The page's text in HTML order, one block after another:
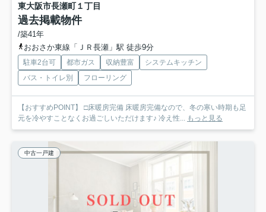
東大阪市長瀬町１丁目
過去掲載物件
/築41年
おおさか東線「ＪＲ長瀬」駅 徒歩9分
駐車2台可 都市ガス 収納豊富
システムキッチン
バス・トイレ別
フローリング
【おすすめPOINT】 □床暖房完備 床暖房完備なので、冬の寒い時期も足
元を冷やすことなくお過ごしいただけます♪ 冷え性... もっと見る
中古一戸建